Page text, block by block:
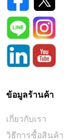
ข้อมูลร้านค้า
เกี่ยวกับเรา
วิธีการซื้อสินค้า